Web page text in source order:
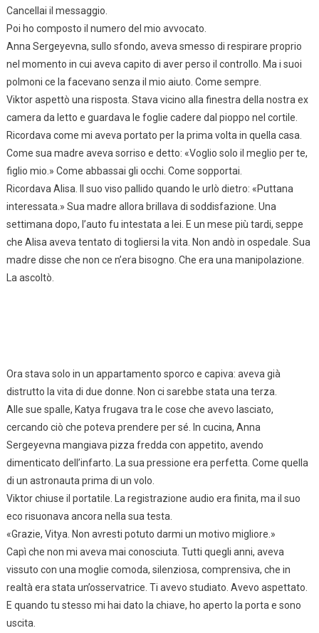
Cancellai il messaggio.
Poi ho composto il numero del mio avvocato.
Anna Sergeyevna, sullo sfondo, aveva smesso di respirare proprio
nel momento in cui aveva capito di aver perso il controllo. Ma i suoi
polmoni ce la facevano senza il mio aiuto. Come sempre.
Viktor aspettò una risposta. Stava vicino alla finestra della nostra ex
camera da letto e guardava le foglie cadere dal pioppo nel cortile.
Ricordava come mi aveva portato per la prima volta in quella casa.
Come sua madre aveva sorriso e detto: «Voglio solo il meglio per te,
figlio mio.» Come abbassai gli occhi. Come sopportai.
Ricordava Alisa. Il suo viso pallido quando le urlò dietro: «Puttana
interessata.» Sua madre allora brillava di soddisfazione. Una
settimana dopo, l’auto fu intestata a lei. E un mese più tardi, seppe
che Alisa aveva tentato di togliersi la vita. Non andò in ospedale. Sua
madre disse che non ce n’era bisogno. Che era una manipolazione.
La ascoltò.
Ora stava solo in un appartamento sporco e capiva: aveva già
distrutto la vita di due donne. Non ci sarebbe stata una terza.
Alle sue spalle, Katya frugava tra le cose che avevo lasciato,
cercando ciò che poteva prendere per sé. In cucina, Anna
Sergeyevna mangiava pizza fredda con appetito, avendo
dimenticato dell’infarto. La sua pressione era perfetta. Come quella
di un astronauta prima di un volo.
Viktor chiuse il portatile. La registrazione audio era finita, ma il suo
eco risuonava ancora nella sua testa.
«Grazie, Vitya. Non avresti potuto darmi un motivo migliore.»
Capì che non mi aveva mai conosciuta. Tutti quegli anni, aveva
vissuto con una moglie comoda, silenziosa, comprensiva, che in
realtà era stata un’osservatrice. Ti avevo studiato. Avevo aspettato.
E quando tu stesso mi hai dato la chiave, ho aperto la porta e sono
uscita.